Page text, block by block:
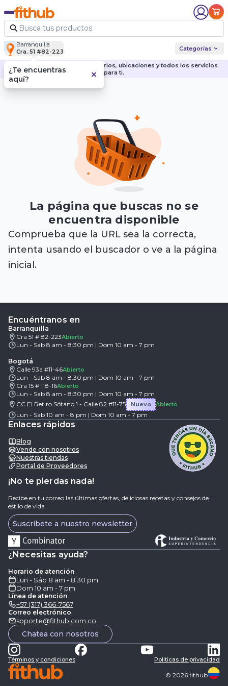
Barranquilla
Cra. 51 #82-223
Categorías
Descubre nuestras sedes, horarios, ubicaciones y todos los servicios
para ti.
La página que buscas no se
encuentra disponible
Comprueba que la URL sea la correcta,
intenta usando el buscador o ve a la página
inicial.
Encuéntranos en
Barranquilla
Cra 51 # 82-223Abierto
Lun - Sab 8 am - 8:30 pm | Dom 10 am - 7 pm
Bogotá
Calle 93a #11-46Abierto
Lun - Sab 8 am - 8:30 pm | Dom 10 am - 7 pm
Cra 15 # 118-16Abierto
Lun - Sab 8 am - 8:30 pm | Dom 10 am - 7 pm
CC El Retiro Sótano 1 - Calle 82 #11-75
Nuevo Abierto
Lun - Sab 10 am - 8 pm | Dom 10 am - 7 pm
Enlaces rápidos
Blog
Vende con nosotros
Nuestras tiendas
Portal de Proveedores
¡No te pierdas nada!
Recibe en tu correo las últimas ofertas, deliciosas recetas y consejos de
estilo de vida.
Suscríbete a nuestro newsletter
¿Necesitas ayuda?
Horario de atención
Lun - Sáb 8 am - 8:30 pm
Dom 10 am - 7 pm
Línea de atención
+57 (317) 366-7567
Correo electrónico
soporte@fithub.com.co
Chatea con nosotros
Términos y condiciones Politicas de privacidad
© 2026 fithub
¿Te encuentras
aquí?